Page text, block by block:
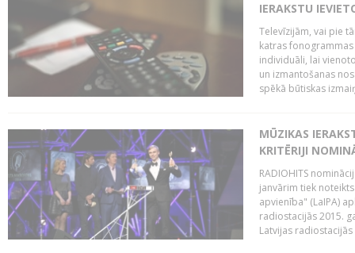
IERAKSTU
Televīzijām, vai pie
katras
individuāli, lai
un izmantošanas
spēkā būtiskas
MŪZIKAS
KRITĒRIJI
RADIOHITS
janvārim tiek
apvienība" (LaIPA)
radiostacijās 2015.
Latvijas